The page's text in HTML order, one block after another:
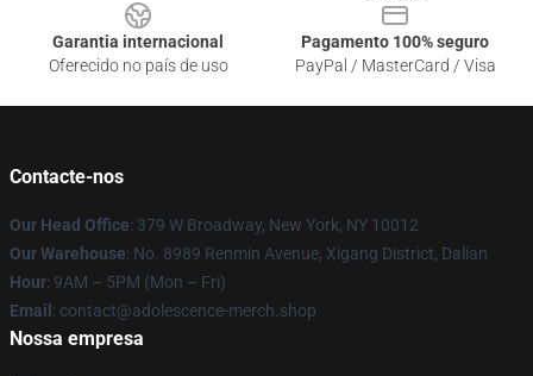
Garantia internacional
Oferecido no país de uso
Pagamento 100% seguro
PayPal / MasterCard / Visa
Contacte-nos
Our Head Office: 379 W Broadway, New York, NY 10012
Our Warehouse: No. 8989 Renmin Avenue, Xigang District, Dalian
Hour: 9AM – 5PM (Mon – Fri)
Email : contact@adolescence-merch.shop
Nossa empresa